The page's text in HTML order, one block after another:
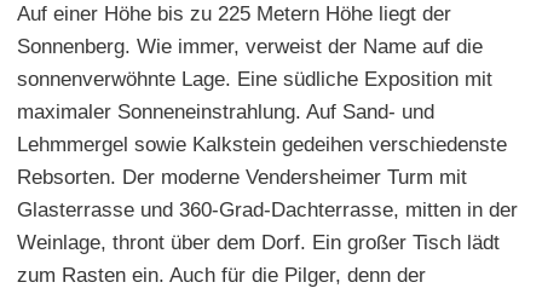
Auf einer Höhe bis zu 225 Metern Höhe liegt der
Sonnenberg. Wie immer, verweist der Name auf die
sonnenverwöhnte Lage. Eine südliche Exposition mit
maximaler Sonneneinstrahlung. Auf Sand- und
Lehmmergel sowie Kalkstein gedeihen verschiedenste
Rebsorten. Der moderne Vendersheimer Turm mit
Glasterrasse und 360-Grad-Dachterrasse, mitten in der
Weinlage, thront über dem Dorf. Ein großer Tisch lädt
zum Rasten ein. Auch für die Pilger, denn der